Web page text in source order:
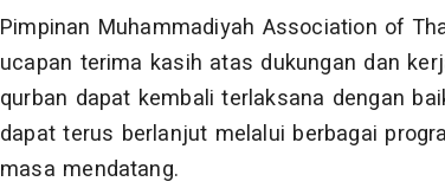
Pimpinan Muhammadiyah Association of
ucapan terima kasih atas dukungan dan
qurban dapat kembali terlaksana dengan
dapat terus berlanjut melalui berbagai
masa mendatang.